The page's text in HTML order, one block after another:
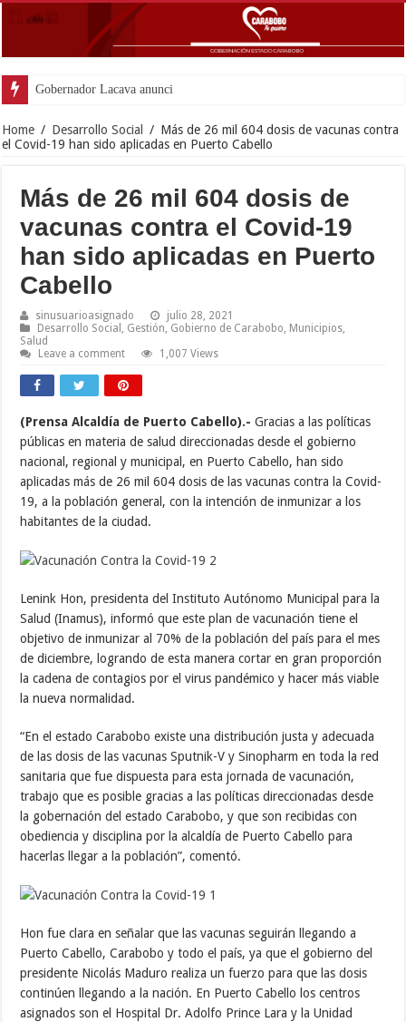
Gobernador Lacava anunció colocación de má
Home / Desarrollo Social / Más de 26 mil 604 dosis de vacunas contra
el Covid-19 han sido aplicadas en Puerto Cabello
Más de 26 mil 604 dosis de
vacunas contra el Covid-19
han sido aplicadas en Puerto
Cabello
sinusuarioasignado
julio 28, 2021
Desarrollo Social
Gestión Gobierno de Carabobo Municipios
Salud
Leave a comment
1,007 Views
(Prensa Alcaldía de Puerto Cabello).-Gracias a las políticas
públicas en materia de salud direccionadas desde el gobierno
nacional, regional y municipal, en Puerto Cabello, han sido
aplicadas más de 26 mil 604 dosis de las vacunas contra la Covid-
19, a la población general, con la intención de inmunizar a los
habitantes de la ciudad.
Lenink Hon, presidenta del Instituto Autónomo Municipal para la
Salud (Inamus), informó que este plan de vacunación tiene el
objetivo de inmunizar al 70% de la población del país para el mes
de diciembre, logrando de esta manera cortar en gran proporción
la cadena de contagios por el virus pandémico y hacer más viable
la nueva normalidad.
“En el estado Carabobo existe una distribución justa y adecuada
de las dosis de las vacunas Sputnik-V y Sinopharm en toda la red
sanitaria que fue dispuesta para esta jornada de vacunación,
trabajo que es posible gracias a las políticas direccionadas desde
la gobernación del estado Carabobo, y que son recibidas con
obediencia y disciplina por la alcaldía de Puerto Cabello para
hacerlas llegar a la población”, comentó.
Hon fue clara en señalar que las vacunas seguirán llegando a
Puerto Cabello, Carabobo y todo el país, ya que el gobierno del
presidente Nicolás Maduro realiza un fuerzo para que las dosis
continúen llegando a la nación. En Puerto Cabello los centros
asignados son el Hospital Dr. Adolfo Prince Lara y la Unidad